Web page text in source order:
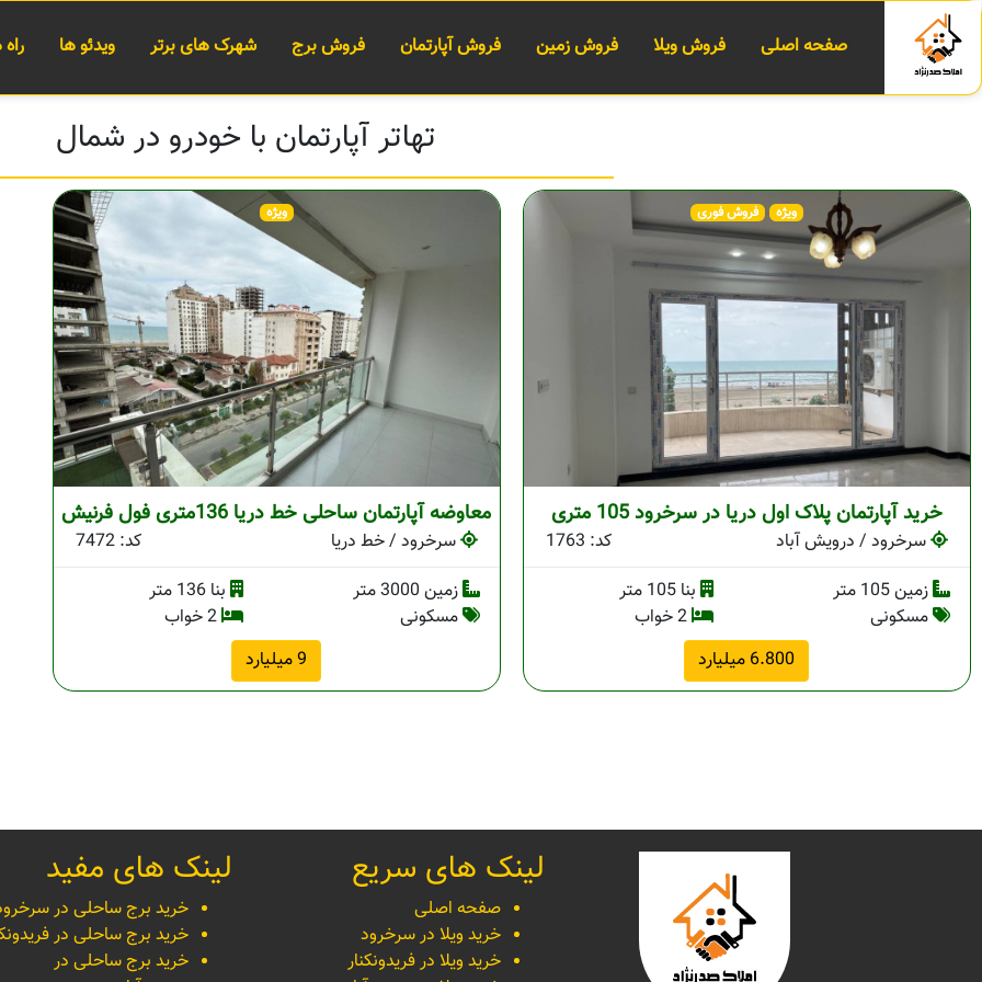
صفحه اصلی فروش ویلا فروش زمین فروش آپارتمان فروش برج شهرک های برتر ویدئو ها
تهاتر آپارتمان با خودرو در شمال
ویژه فروش فوری
خرید آپارتمان پلاک اول دریا در سرخرود 105 متری
سرخرود / درویش آباد
کد: 1763
زمین 105 متر
بنا 105 متر
مسکونی
2 خواب
6.800 میلیارد
ویژه
معاوضه آپارتمان ساحلی خط دریا 136متری فول فرنیش
سرخرود / خط دریا
کد: 7472
زمین 3000 متر
بنا 136 متر
مسکونی
2 خواب
9 میلیارد
لینک های سریع
صفحه اصلی
خرید ویلا در سرخرود
خرید ویلا در فریدونکنار
لینک های مفید
خرید برج ساحلی در
خرید برج ساحلی در
خرید برج ساحلی در